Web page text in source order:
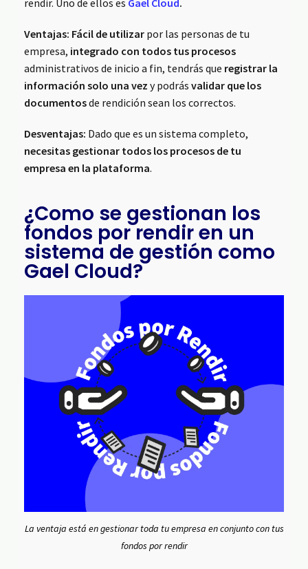
rendir. Uno de ellos es Gael Cloud.
Ventajas: Fácil de utilizar por las personas de tu
empresa, integrado con todos tus procesos
administrativos de inicio a fin, tendrás que registrar la
información solo una vez y podrás validar que los
documentosde rendición sean los correctos.
Desventajas: Dado que es un sistema completo,
necesitas gestionar todos los procesos de tu
empresa en la plataforma.
¿Como se gestionan los
fondos por rendir en un
sistema de gestión como
Gael Cloud?
La ventaja está en gestionar toda tu empresa en conjunto con tus
fondos por rendir